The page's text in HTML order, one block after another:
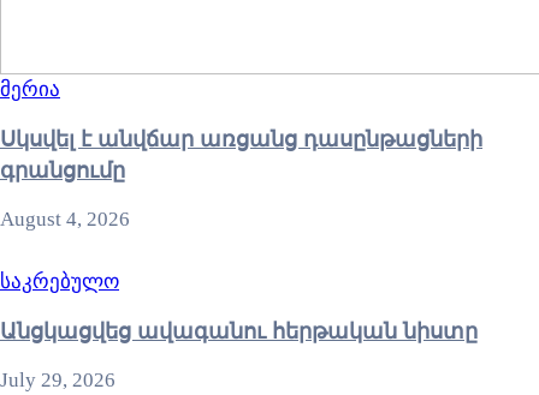
მერია
Սկսվել է անվճար առցանց դասընթացների
գրանցումը
August 4, 2026
საკრებულო
Անցկացվեց ավագանու հերթական նիստը
July 29, 2026